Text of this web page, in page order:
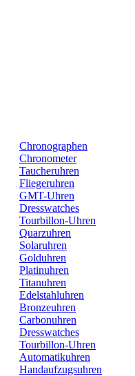
Chronographen
Chronometer
Taucheruhren
Fliegeruhren
GMT-Uhren
Dresswatches
Tourbillon-Uhren
Quarzuhren
Solaruhren
Golduhren
Platinuhren
Titanuhren
Edelstahluhren
Bronzeuhren
Carbonuhren
Dresswatches
Tourbillon-Uhren
Automatikuhren
Handaufzugsuhren